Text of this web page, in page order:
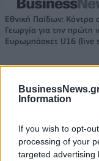
Information
If you wish to opt-
processing of your
targeted advertising
Εθνική Παίδων: Κόντρα
Γεωργία για την πρώτη
Ευρωμπάσκετ U16 (live
Mall έναντι 49,35 εκατ.